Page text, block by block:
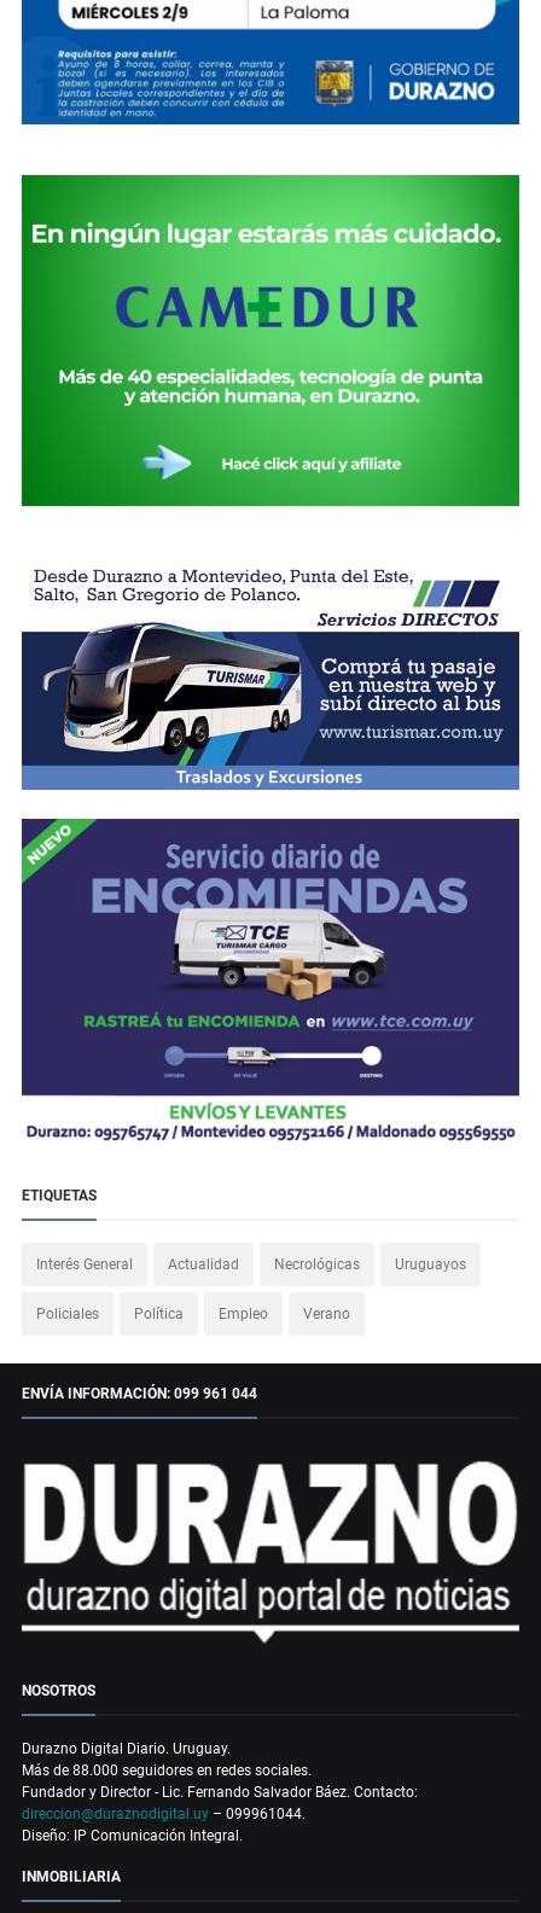
ETIQUETAS
Interés General Actualidad Necrológicas Uruguayos
Policiales Política Empleo Verano
ENVÍA INFORMACIÓN: 099 961 044
NOSOTROS
Durazno Digital Diario. Uruguay.
Más de 88.000 seguidores en redes sociales.
Fundador y Director - Lic. Fernando Salvador Báez. Contacto:
direccion@duraznodigital.uy – 099961044.
Diseño: IP Comunicación Integral.
INMOBILIARIA